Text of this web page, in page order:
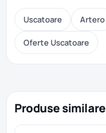
Uscatoare Artero
Oferte Uscatoare
Produse similare